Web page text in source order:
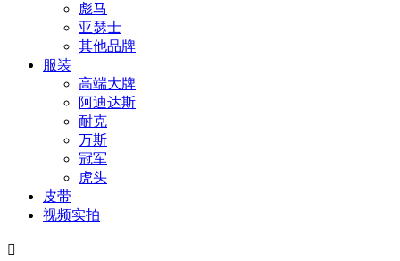
彪马
亚瑟士
其他品牌
服装
高端大牌
阿迪达斯
耐克
万斯
冠军
虎头
皮带
视频实拍
